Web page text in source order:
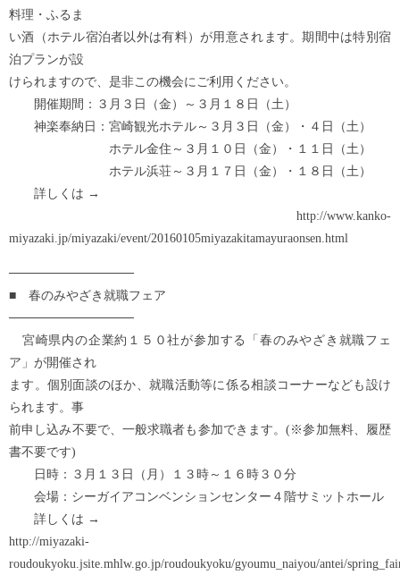
料理・ふるま
い酒（ホテル宿泊者以外は有料）が用意されます。期間中は特別宿
泊プランが設
けられますので、是非この機会にご利用ください。
開催期間：３月３日（金）～３月１８日（土）
神楽奉納日：宮崎観光ホテル～３月３日（金）・４日（土）
ホテル金住～３月１０日（金）・１１日（土）
ホテル浜荘～３月１７日（金）・１８日（土）
詳しくは →
http://www.kanko-
miyazaki.jp/miyazaki/event/20160105miyazakitamayuraonsen.html
──────────────
■ 春のみやざき就職フェア
──────────────
宮崎県内の企業約１５０社が参加する「春のみやざき就職フェ
ア」が開催され
ます。個別面談のほか、就職活動等に係る相談コーナーなども設け
られます。事
前申し込み不要で、一般求職者も参加できます。(※参加無料、履歴
書不要です)
日時：３月１３日（月）１３時～１６時３０分
会場：シーガイアコンベンションセンター４階サミットホール
詳しくは →
http://miyazaki-
roudoukyoku.jsite.mhlw.go.jp/roudoukyoku/gyoumu_naiyou/antei/